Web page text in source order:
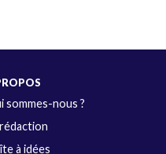
sommes-nous ?
rédaction
à idées